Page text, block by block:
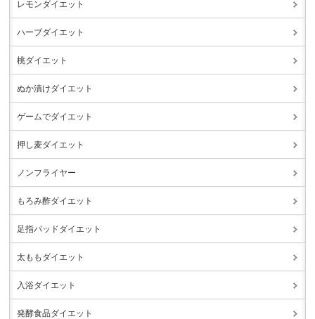
レモンダイエット
ハーブダイエット
桃ダイエット
ぬか漬けダイエット
ゲームでダイエット
押し麦ダイエット
ノンフライヤー
もろみ酢ダイエット
足指パッドダイエット
太ももダイエット
入浴ダイエット
発酵食品ダイエット